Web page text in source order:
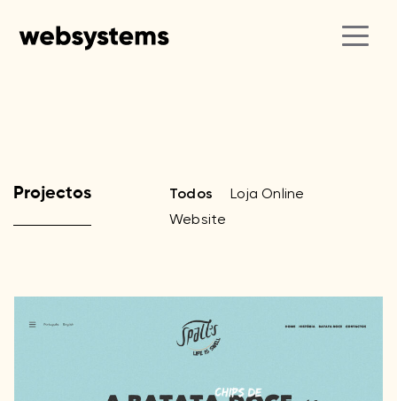
Projectos Todos
Loja Online
Website